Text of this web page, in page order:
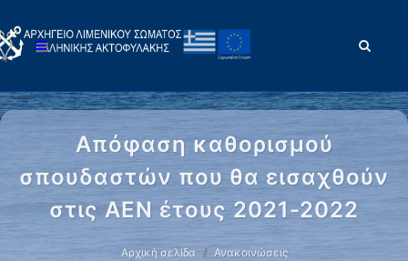
Απόφαση καθορισμού
σπουδαστών που θα εισαχθούν
στις ΑΕΝ έτους 2021-2022
Αρχική σελίδα
Ανακοινώσεις